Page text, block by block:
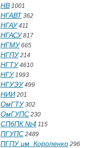
НВ 1001
НГАВТ 362
НГАУ411
НГАСУ817
НГМУ665
НГПУ214
НГТУ4610
НГУ1993
НГУЭУ499
НИИ 201
ОмГТУ302
ОмГУПС 230
СПбПК №4 115
ПГУПС 2489
ПГПУ им. Короленко 296